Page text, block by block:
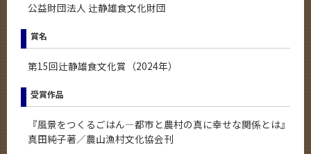
公益財団法人 辻静雄食文化財団
賞名
第15回辻静雄食文化賞（2024年）
受賞作品
『風景をつくるごはん―都市と農村の真に幸せな関係とは』
真田純子著／農山漁村文化協会刊